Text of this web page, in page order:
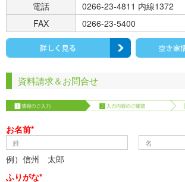
電話
0266-23-4811 内線1372
FAX
0266-23-5400
資料請求＆お問合せ
お名前*
例）信州 太郎
ふりがな*